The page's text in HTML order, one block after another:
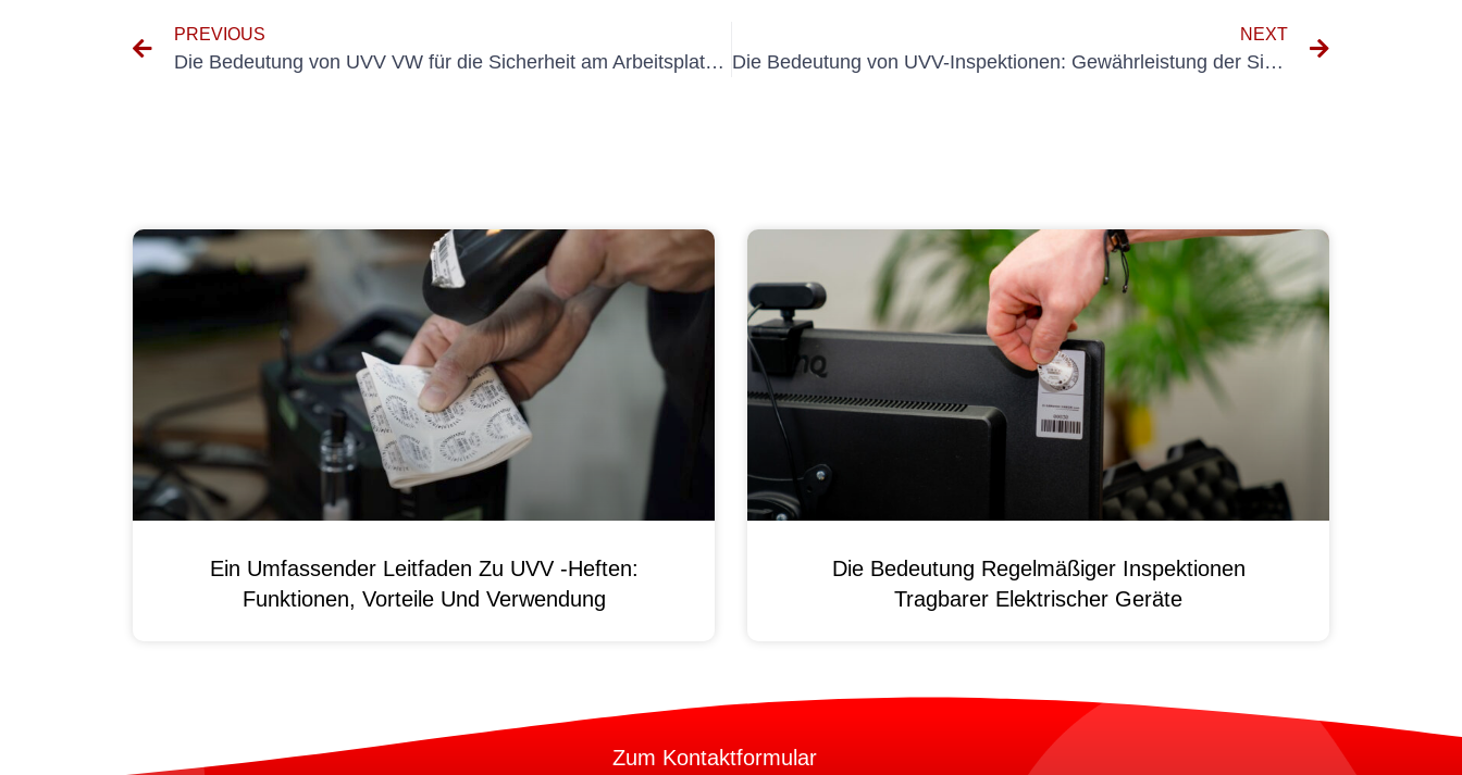
PREVIOUS
Die Bedeutung von UVV VW für die Sicherheit am Arbeitsplatz verstehen
NEXT
Die Bedeutung von UVV-Inspektionen: Gewährleistung der Sicherheit am Arbeitsplatz
Ein Umfassender Leitfaden Zu UVV -Heften:
Funktionen, Vorteile Und Verwendung
Die Bedeutung Regelmäßiger Inspektionen
Tragbarer Elektrischer Geräte
Zum Kontaktformular